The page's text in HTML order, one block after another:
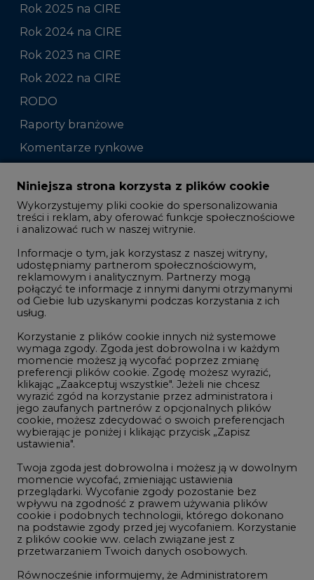
Rok 2025 na CIRE
Rok 2024 na CIRE
Rok 2023 na CIRE
Rok 2022 na CIRE
RODO
Raporty branżowe
Komentarze rynkowe
Zmiany kadrowe na rynku
Studio CIRE
Rozmowy o energetyce
Gospodarka
Geopolityka
LTE450
Innowacje i AI
Telekomunikacja i IT
Handel emisjami CO2
Wodór
Górnictwo
Atom
Fotowoltaika
Offshore wind
Niniejsza strona korzysta z plików cookie
Wykorzystujemy pliki cookie do spersonalizowania
treści i reklam, aby oferować funkcje społecznościowe
i analizować ruch w naszej witrynie.
Informacje o tym, jak korzystasz z naszej witryny,
udostępniamy partnerom społecznościowym,
reklamowym i analitycznym. Partnerzy mogą
połączyć te informacje z innymi danymi otrzymanymi
od Ciebie lub uzyskanymi podczas korzystania z ich
usług.
Korzystanie z plików cookie innych niż systemowe
wymaga zgody. Zgoda jest dobrowolna i w każdym
momencie możesz ją wycofać poprzez zmianę
preferencji plików cookie. Zgodę możesz wyrazić,
klikając „Zaakceptuj wszystkie". Jeżeli nie chcesz
wyrazić zgód na korzystanie przez administratora i
jego zaufanych partnerów z opcjonalnych plików
cookie, możesz zdecydować o swoich preferencjach
wybierając je poniżej i klikając przycisk „Zapisz
ustawienia".
Twoja zgoda jest dobrowolna i możesz ją w dowolnym
momencie wycofać, zmieniając ustawienia
przeglądarki. Wycofanie zgody pozostanie bez
wpływu na zgodność z prawem używania plików
cookie i podobnych technologii, którego dokonano
na podstawie zgody przed jej wycofaniem. Korzystanie
z plików cookie ww. celach związane jest z
przetwarzaniem Twoich danych osobowych.
Równocześnie informujemy, że Administratorem